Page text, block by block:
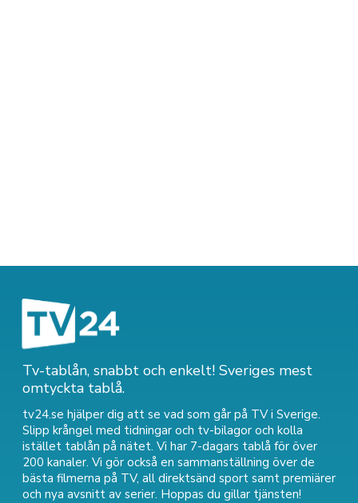
Tv-tablån, snabbt och enkelt! Sveriges mest
omtyckta tablå.
tv24.se hjälper dig att se vad som går på TV i Sverige.
Slipp krångel med tidningar och tv-bilagor och kolla
istället tablån på nätet. Vi har 7-dagars tablå för över
200 kanaler. Vi gör också en sammanställning över de
bästa filmerna på TV, all direktsänd sport samt premiärer
och nya avsnitt av serier. Hoppas du gillar tjänsten!